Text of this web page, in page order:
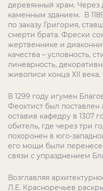
деревянный храм. Через
каменным зданием. В
по заказу Григория,
смерти брата. Фрески
жертвеннике и
качества – условность,
линеарность,
живописи конца ХІІ века.
В 1299 году игумен
Феоктист был
оставив кафедру в 1307
обитель, где через три
похоронен в юго-
его мощи были
связи с упразднением
Возглавляя
Л.Е. Красноречьев